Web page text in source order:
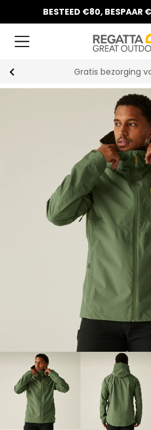
BESTEED €80, BESPAAR
Gratis bezorging